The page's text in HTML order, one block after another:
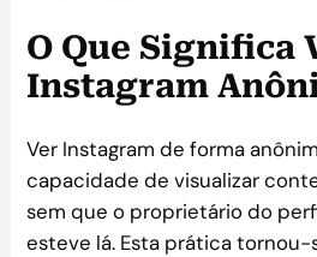
O Que Significa
Instagram
Ver Instagram de forma
capacidade de visualizar
sem que o proprietário do
esteve lá. Esta prática tornou-